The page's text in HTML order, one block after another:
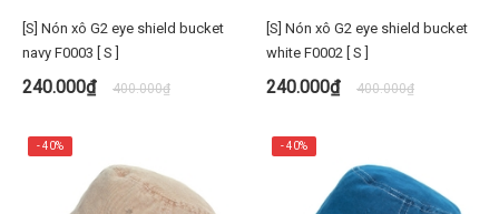
[S] Nón xô G2 eye shield bucket
navy F0003 [ S ]
240.000₫ 400.000₫
[S] Nón xô G2 eye shield bucket
white F0002 [ S ]
240.000₫ 400.000₫
- 40% - 40%